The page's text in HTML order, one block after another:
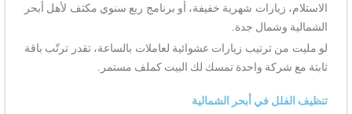
الاستلام، زيارات شهرية خفيفة، أو برنامج ربع سنوي مكثف لأهل أبحر
الشمالية وشمال جدة.
لو مليت من ترتيب زيارات عشوائية لعاملات بالساعة، تقدر ترتّب باقة
ثابتة مع شركة واحدة تمسك لك البيت كملف مستمر.
تنظيف الفلل في أبحر الشمالية